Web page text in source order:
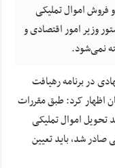
فروش اموال تملیکی
وزیر امور اقتصادی و
نمی‌شود.
در برنامه رهیافت
اظهار کرد: طبق مقررات
تحویل اموال تملیکی
شد، باید تعیین